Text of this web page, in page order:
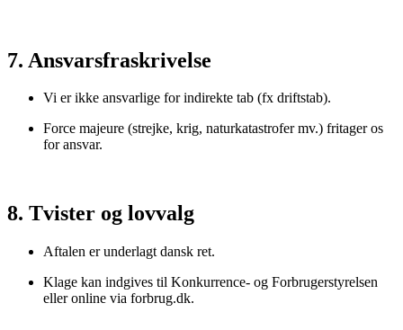
7. Ansvarsfraskrivelse
Vi er ikke ansvarlige for indirekte tab (fx driftstab).
Force majeure (strejke, krig, naturkatastrofer mv.) fritager os
for ansvar.
8. Tvister og lovvalg
Aftalen er underlagt dansk ret.
Klage kan indgives til Konkurrence- og Forbrugerstyrelsen
eller online via forbrug.dk.